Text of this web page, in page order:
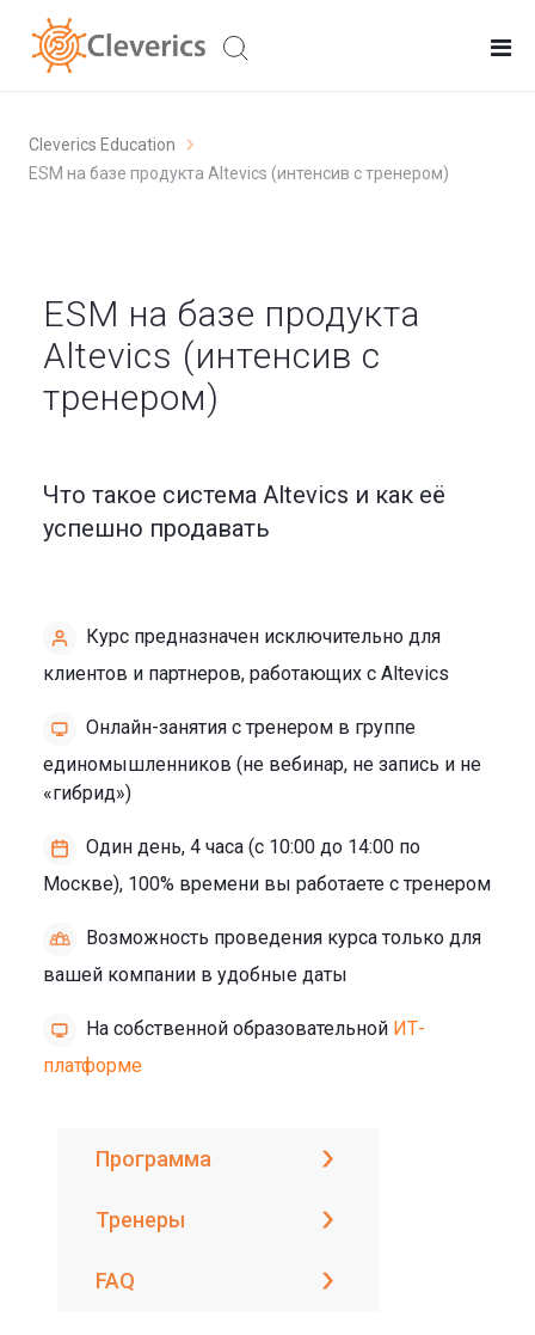
Cleverics Education
ESM на базе продукта Altevics (интенсив с тренером)
ESM на базе продукта
Altevics (интенсив с
тренером)
Что такое система Altevics и как её
успешно продавать
Курс предназначен исключительно для
клиентов и партнеров, работающих с Altevics
Онлайн-занятия с тренером в группе
единомышленников (не вебинар, не запись и не
«гибрид»)
Один день, 4 часа (с 10:00 до 14:00 по
Москве), 100% времени вы работаете с тренером
Возможность проведения курса только для
вашей компании в удобные даты
На собственной образовательной ИТ-
платформе
Программа
Тренеры
FAQ